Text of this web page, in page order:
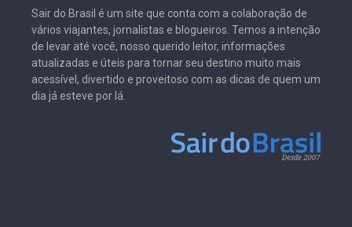
Sair do Brasil é um site que conta com a colaboração de
vários viajantes, jornalistas e blogueiros. Temos a intenção
de levar até você, nosso querido leitor, informações
atualizadas e úteis para tornar seu destino muito mais
acessível, divertido e proveitoso com as dicas de quem um
dia já esteve por lá.